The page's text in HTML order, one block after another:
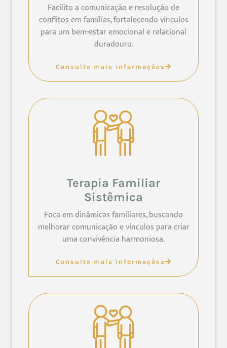
Facilito a comunicação e resolução de
conflitos em famílias, fortalecendo vínculos
para um bem-estar emocional e relacional
duradouro.
Consulte mais informações
Terapia Familiar
Sistêmica
Foca em dinâmicas familiares, buscando
melhorar comunicação e vínculos para criar
uma convivência harmoniosa.
Consulte mais informações